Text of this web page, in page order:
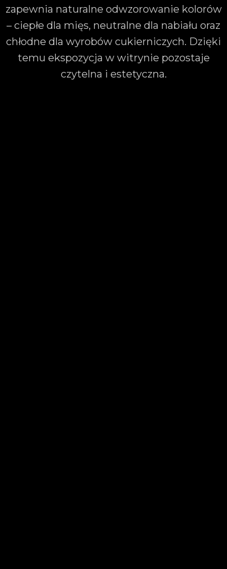
zapewnia naturalne odwzorowanie kolorów
– ciepłe dla mięs, neutralne dla nabiału oraz
chłodne dla wyrobów cukierniczych. Dzięki
temu ekspozycja w witrynie pozostaje
czytelna i estetyczna.